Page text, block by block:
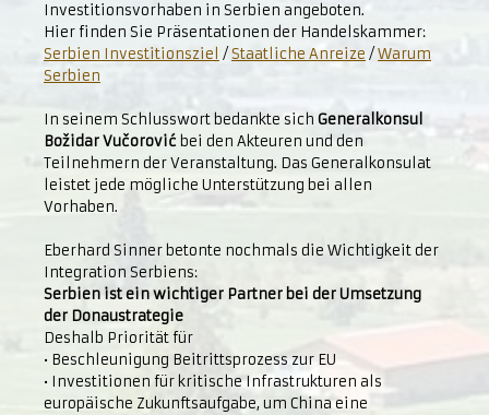
Investitionsvorhaben in Serbien angeboten.
Hier finden Sie Präsentationen der Handelskammer:
Serbien Investitionsziel /Staatliche Anreize /Warum
Serbien
In seinem Schlusswort bedankte sich Generalkonsul
Božidar Vučorović bei den Akteuren und den
Teilnehmern der Veranstaltung. Das Generalkonsulat
leistet jede mögliche Unterstützung bei allen
Vorhaben.
Eberhard Sinner betonte nochmals die Wichtigkeit der
Integration Serbiens:
Serbien ist ein wichtiger Partner bei der Umsetzung
der Donaustrategie
Deshalb Priorität für
• Beschleunigung Beitrittsprozess zur EU
• Investitionen für kritische Infrastrukturen als
europäische Zukunftsaufgabe, um China eine